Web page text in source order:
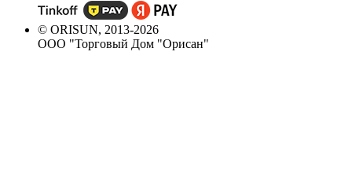
© ORISUN, 2013-2026
ООО "Торговый Дом "Орисан"